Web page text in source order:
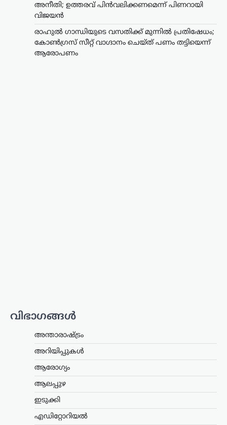
അനീതി; ഉത്തരവ് പിൻവലിക്കണമെന്ന് പിണറായി
വിജയൻ
രാഹുൽ ഗാന്ധിയുടെ വസതിക്ക് മുന്നിൽ പ്രതിഷേധം;
കോൺഗ്രസ് സീറ്റ് വാഗ്ദാനം ചെയ്ത് പണം തട്ടിയെന്ന്
ആരോപണം
വിഭാഗങ്ങൾ
അന്താരാഷ്ട്രം
അറിയിപ്പുകൾ
ആരോഗ്യം
ആലപ്പുഴ
ഇടുക്കി
എഡിറ്റോറിയൽ
അര്‍ജുന്‍ ആയങ്കിക്കായി
വേഗത്തില്‍ പിടികൂടാന്‍
നിര്‍ദേശം നല്‍കി രമേശ്
ചെന്നിത്തല
ന്യൂസ് ഡെസ്ക്
ഓഗസ്റ്റ്‌ 7, 2026
പൊലീസിനെ പരസ്യമായി വെല്ലുവിളിച്ച
പിടികൂടാന്‍ ആഭ്യന്തരമന്ത്രി രമേശ്
ചെന്നിത്തല നിര്‍ദേശം നല്‍കിയതിനെ